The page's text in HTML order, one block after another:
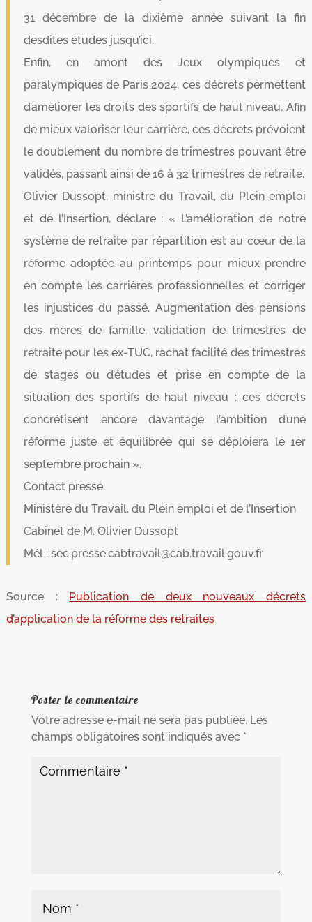
31 décembre de la dixième année suivant la fin
desdites études jusqu’ici.
Enfin, en amont des Jeux olympiques et
paralympiques de Paris 2024, ces décrets permettent
d’améliorer les droits des sportifs de haut niveau. Afin
de mieux valoriser leur carrière, ces décrets prévoient
le doublement du nombre de trimestres pouvant être
validés, passant ainsi de 16 à 32 trimestres de retraite.
Olivier Dussopt, ministre du Travail, du Plein emploi
et de l’Insertion, déclare : « L’amélioration de notre
système de retraite par répartition est au cœur de la
réforme adoptée au printemps pour mieux prendre
en compte les carrières professionnelles et corriger
les injustices du passé. Augmentation des pensions
des mères de famille, validation de trimestres de
retraite pour les ex-TUC, rachat facilité des trimestres
de stages ou d’études et prise en compte de la
situation des sportifs de haut niveau : ces décrets
concrétisent encore davantage l’ambition d’une
réforme juste et équilibrée qui se déploiera le 1er
septembre prochain ».
Contact presse
Ministère du Travail, du Plein emploi et de l’Insertion
Cabinet de M. Olivier Dussopt
Mél : sec.presse.cabtravail@cab.travail.gouv.fr
Source : Publication de deux nouveaux décrets
d’application de la réforme des retraites
Poster le commentaire
Votre adresse e-mail ne sera pas publiée. Les
champs obligatoires sont indiqués avec *